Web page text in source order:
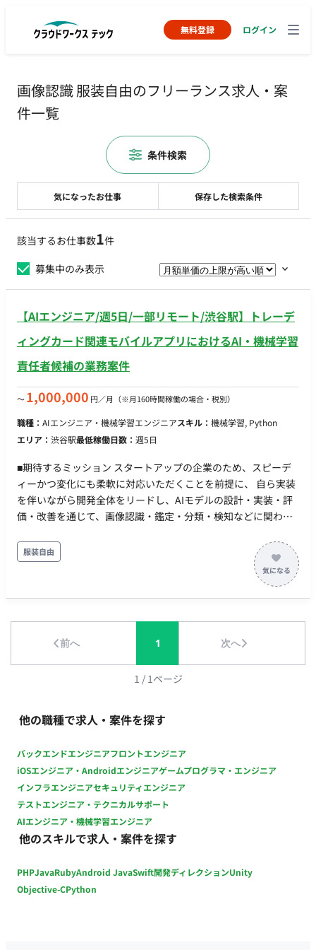
無料登録 ログイン
画像認識 服装自由のフリーランス求人・案
件一覧
該当するお仕事数1件
募集中のみ表示
【AIエンジニア/週5日/一部リモート/渋谷駅】トレーデ
ィングカード関連モバイルアプリにおけるAI・機械学習
責任者候補の業務案件
〜1,000,000 円／月 （※月160時間稼働の場合・税別）
職種： AIエンジニア・機械学習エンジニアスキル： 機械学習, Python
エリア： 渋谷駅最低稼働日数： 週5日
■期待するミッション スタートアップの企業のため、スピーデ
ィーかつ変化にも柔軟に対応いただくことを前提に、 自ら実装
を伴いながら開発全体をリードし、AIモデルの設計・実装・評
価・改善を通じて、画像認識・鑑定・分類・検知などに関わる
容・担当工程 ・少人数チームでのAIモデル開発 ・AIモデルの設
計、実装、評価、改善 ・技術方針、アーキテクチャ設計 ・自ら
実装しながら、開発全体をリード ・画像認識・鑑定・分類・検
知などに関わる技術開発 ■ 開発環境 フロントエンド： React
Storage, Realtime等) インフラ / MLOps： GCP (Cloud Run,
BigQuery, Vertex AI, GKE), OpenTelemetry, Sentry Data / ML：
服装自由
前へ 1 次へ
1 / 1ページ
他の職種で求人・案件を探す
バックエンドエンジニアフロントエンジニア
iOSエンジニア・Androidエンジニアゲームプログラマ・エンジニア
インフラエンジニアセキュリティエンジニア
テストエンジニア・テクニカルサポート
AIエンジニア・機械学習エンジニア
他のスキルで求人・案件を探す
PHPJavaRubyAndroid JavaSwift開発ディレクションUnity
Objective-CPython
気になったお仕事 保存した検索条件
条件検索